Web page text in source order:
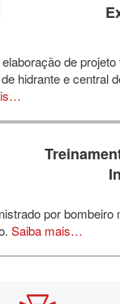
de
hidrante e central
por bombeiro
Saiba mais…